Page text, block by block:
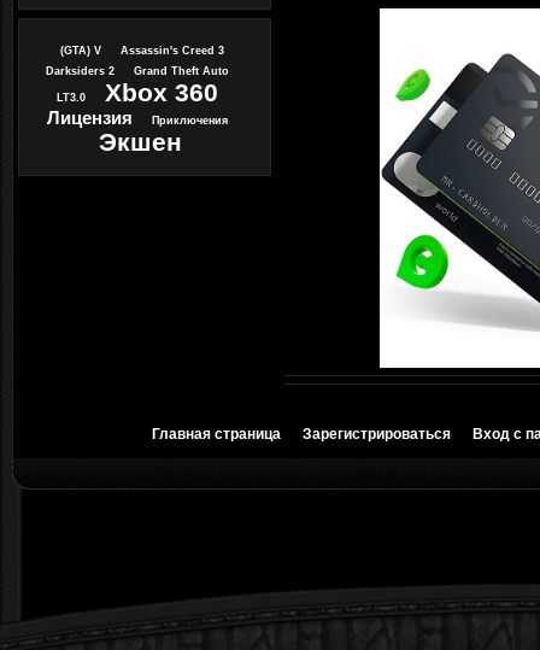
(GTA) V
Assassin's Creed 3
Darksiders 2
Grand Theft Auto
LT3.0 Xbox 360
Лицензия Приключения
Экшен
Главная страница Зарегистрироваться Вход с